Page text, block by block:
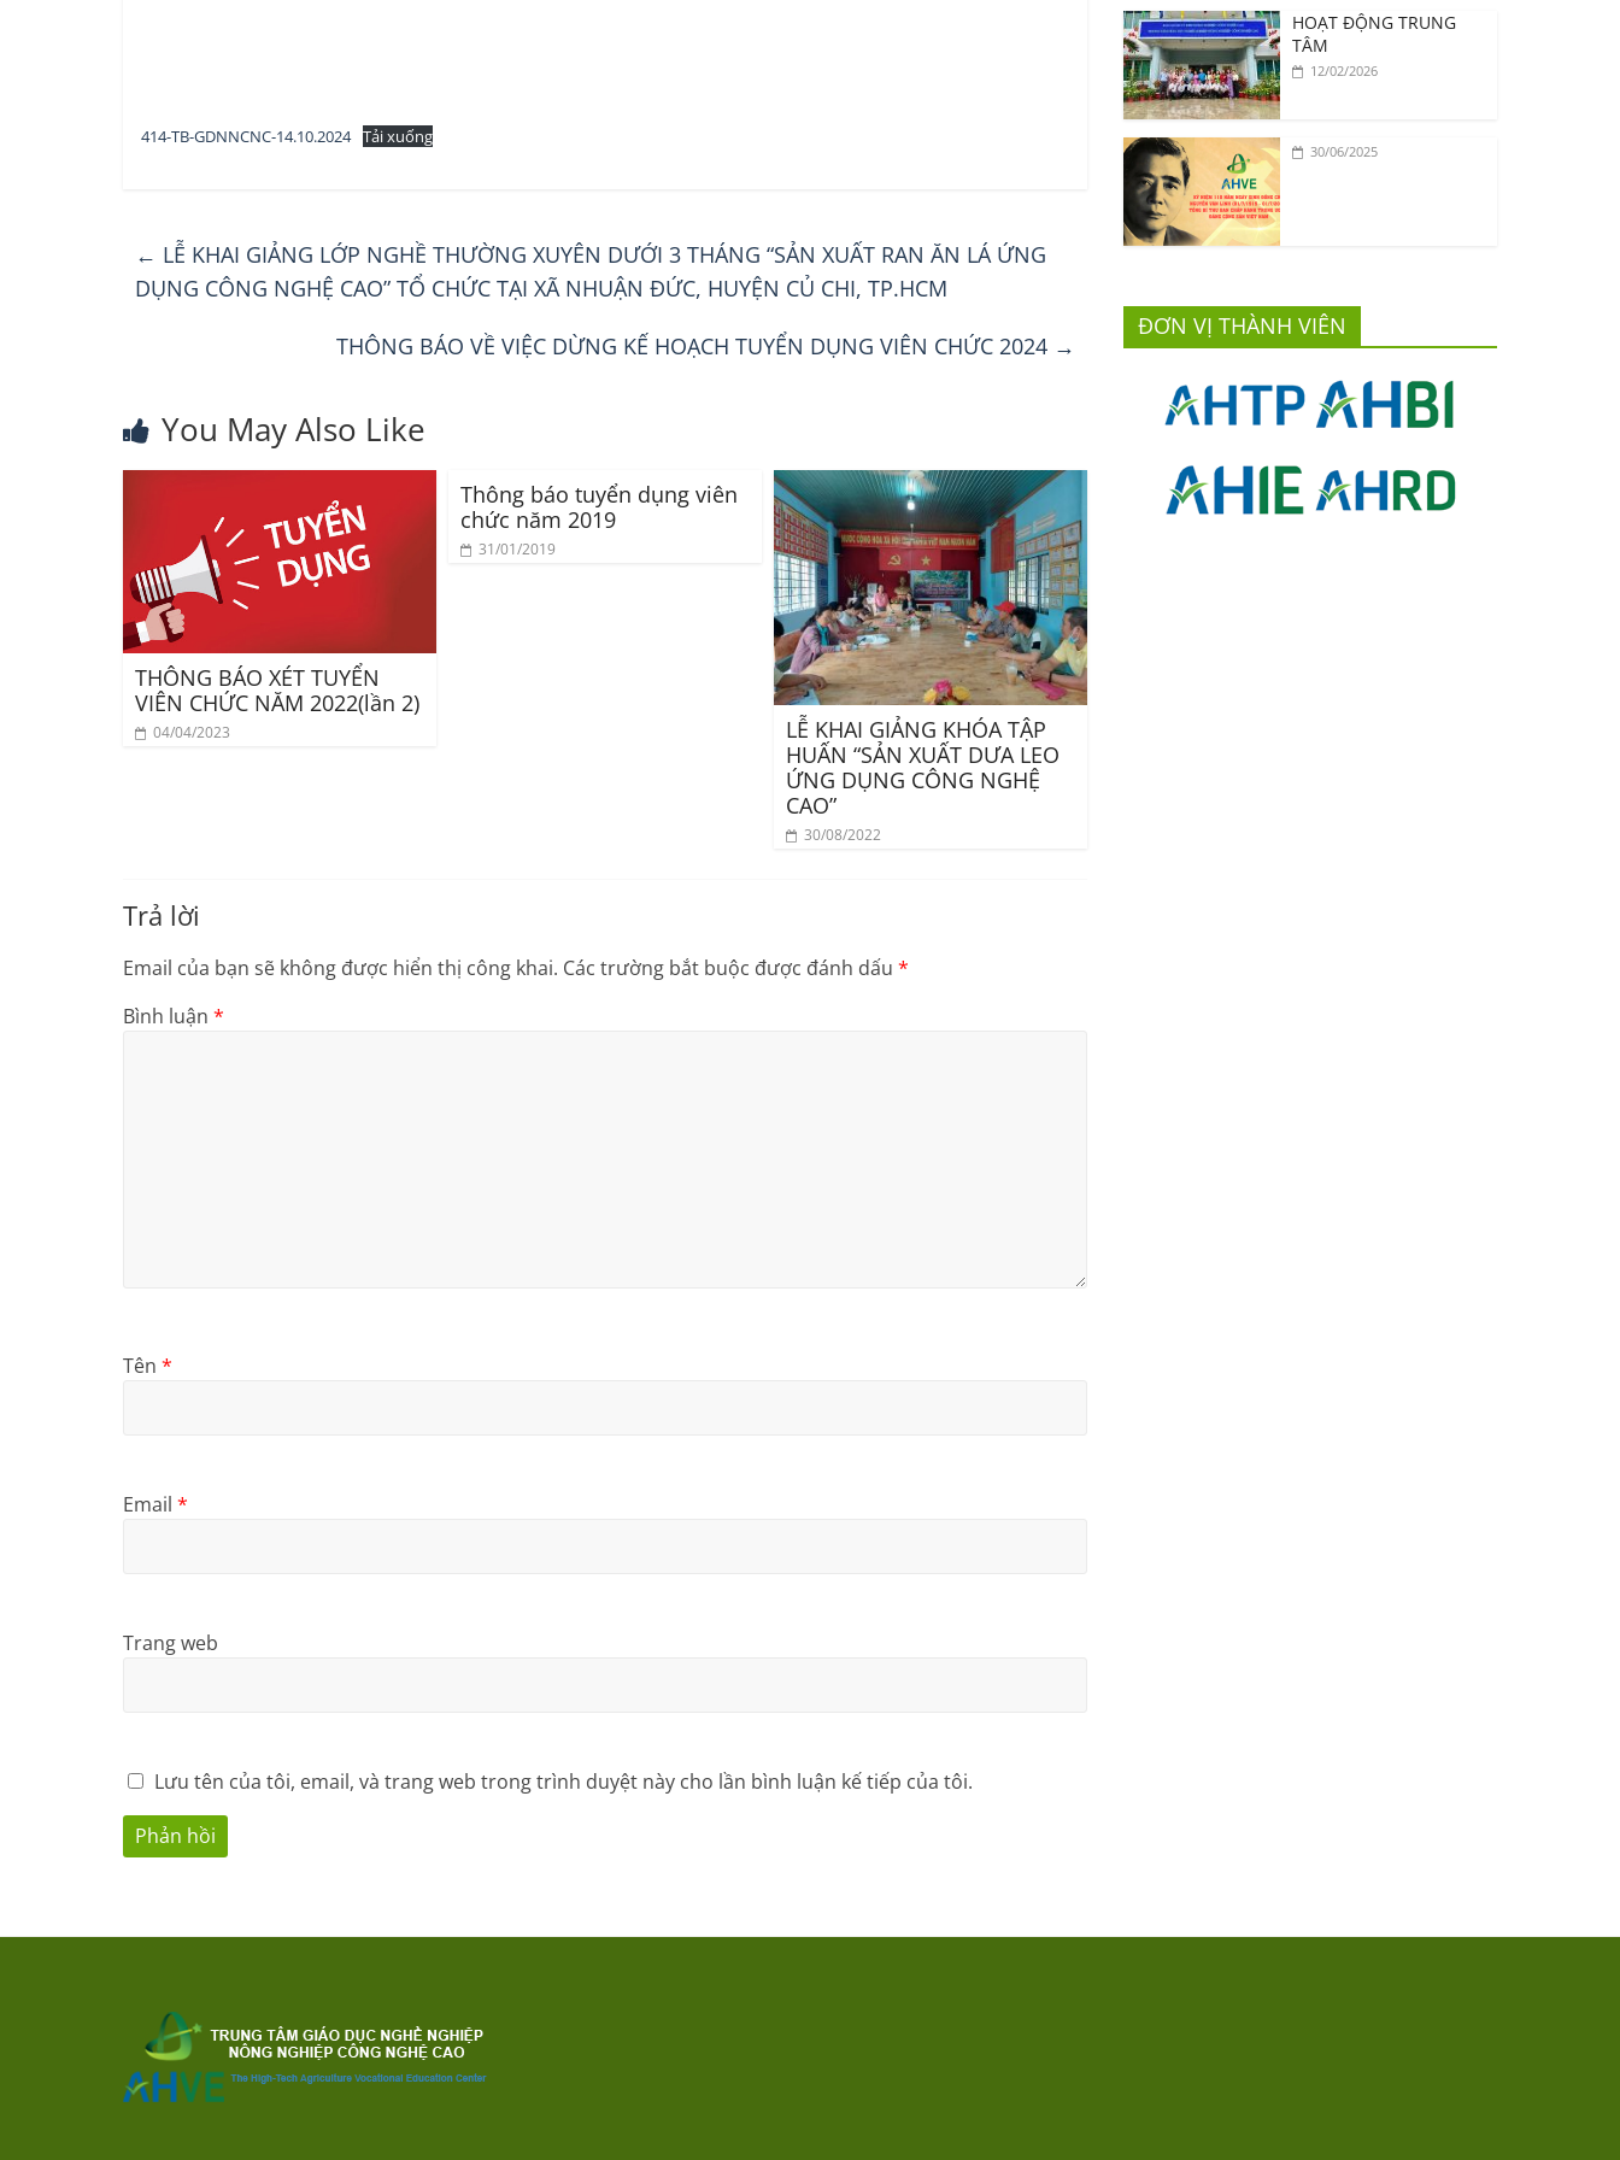
414-TB-GDNNCNC-14.10.2024 Tải xuống
← LỄ KHAI GIẢNG LỚP NGHỀ THƯỜNG XUYÊN DƯỚI 3 THÁNG “SẢN XUẤT RAN ĂN LÁ ỨNG
DỤNG CÔNG NGHỆ CAO” TỔ CHỨC TẠI XÃ NHUẬN ĐỨC, HUYỆN CỦ CHI, TP.HCM
THÔNG BÁO VỀ VIỆC DỪNG KẾ HOẠCH TUYỂN DỤNG VIÊN CHỨC 2024 →
You May Also Like
THÔNG BÁO XÉT TUYỂN
VIÊN CHỨC NĂM 2022(lần 2)
04/04/2023
Thông báo tuyển dụng viên
chức năm 2019
31/01/2019
LỄ KHAI GIẢNG KHÓA TẬP
HUẤN “SẢN XUẤT DƯA LEO
ỨNG DỤNG CÔNG NGHỆ
CAO”
30/08/2022
Trả lời
Email của bạn sẽ không được hiển thị công khai. Các trường bắt buộc được đánh dấu *
Bình luận *
Tên *
Email *
Trang web
Lưu tên của tôi, email, và trang web trong trình duyệt này cho lần bình luận kế tiếp của tôi.
HOẠT ĐỘNG TRUNG
TÂM
12/02/2026
30/06/2025
ĐƠN VỊ THÀNH VIÊN